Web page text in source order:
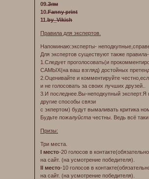
09.Зям
10.Fanny print
11.by_Vikish
Правила для экспертов.
Напоминаю:эксперты-
Для экспертов существуют также
1.Следует проголосовать(и
САМЫХ(на ваш взгляд) достойных
2.Оценивайте и комментируйте
и не голосовать за своих лучших друзей..
3.И последнее.Вы-неподкупный эксперт.Я
другие способы связи
с экпертом) будут вымаливать критика
Будьте пожалуйста честны. Ведь всё
Призы:
Три места.
I место-20 голосов в
на сайт. (на усмотрение победителя).
II место-10 голосов в
на сайт. (на усмотрение победителя).